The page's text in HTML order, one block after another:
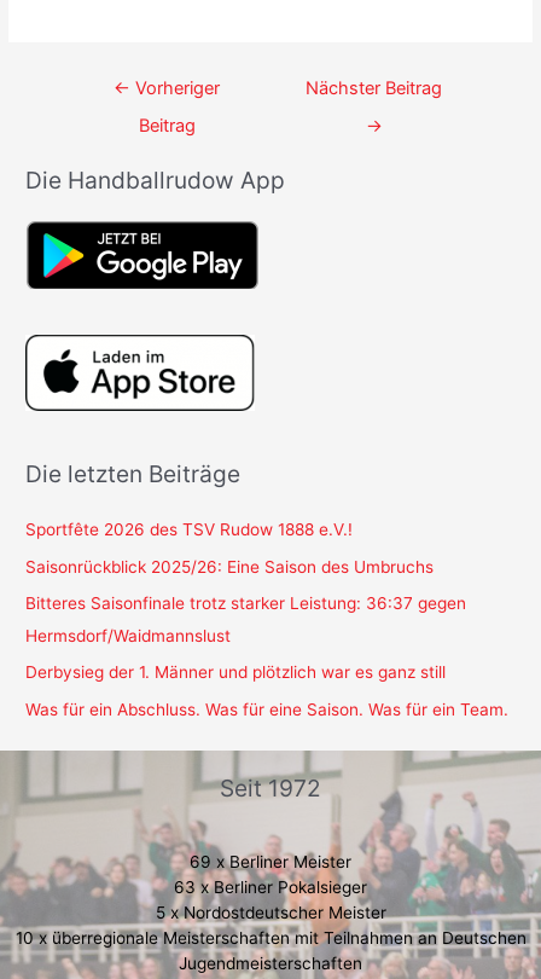
Beitrags-
← Vorheriger
Beitrag
Nächster Beitrag
→
Die Handballrudow App
Die letzten Beiträge
Sportfête 2026 des TSV Rudow 1888 e.V.!
Saisonrückblick 2025/26: Eine Saison des Umbruchs
Bitteres Saisonfinale trotz starker Leistung: 36:37 gegen
Hermsdorf/Waidmannslust
Derbysieg der 1. Männer und plötzlich war es ganz still
Was für ein Abschluss. Was für eine Saison. Was für ein Team.
Seit 1972
69 x Berliner Meister
63 x Berliner Pokalsieger
5 x Nordostdeutscher Meister
10 x überregionale Meisterschaften mit Teilnahmen an Deutschen
Jugendmeisterschaften